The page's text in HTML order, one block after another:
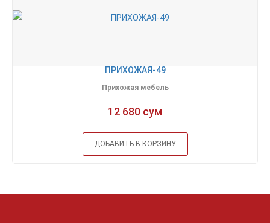
ПРИХОЖАЯ-49
Прихожая мебель
12 680 сум
ДОБАВИТЬ В КОРЗИНУ